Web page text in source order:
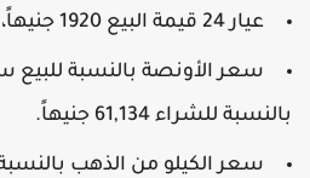
عيار 24 قيمة البيع 1920 جنيهاً، والشراء 1966 جنيهاً.
للشراء 61,134 جنيهاً.